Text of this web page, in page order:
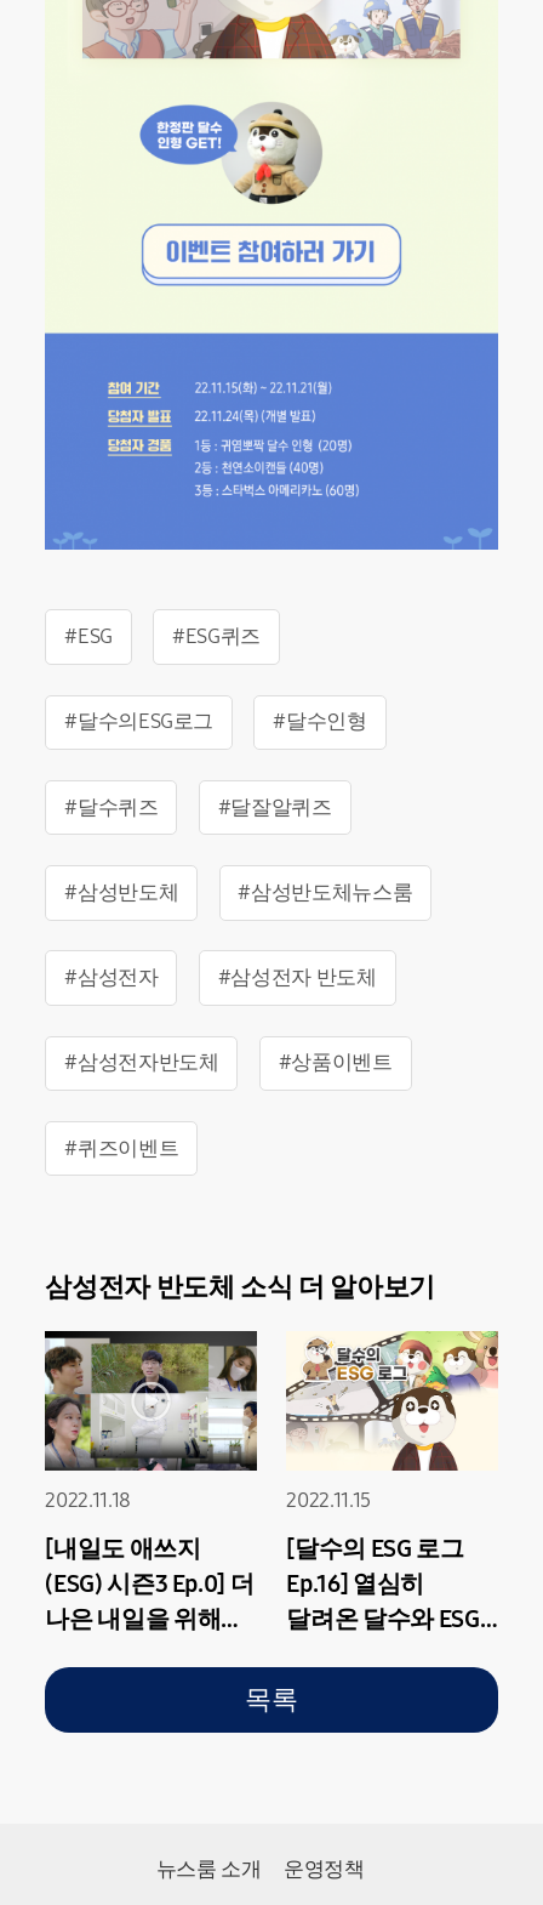
#ESG #ESG퀴즈
#달수의ESG로그 #달수인형
#달수퀴즈 #달잘알퀴즈
#삼성반도체 #삼성반도체뉴스룸
#삼성전자 #삼성전자 반도체
#삼성전자반도체 #상품이벤트
#퀴즈이벤트
삼성전자 반도체 소식 더 알아보기
2022.11.18
[내일도 애쓰지
(ESG) 시즌3 Ep.0] 더
나은 내일을 위해
돌아온다! 내일도
애쓰지 시즌3
2022.11.15
[달수의 ESG 로그
Ep.16] 열심히
달려온 달수와 ESG,
앞으로!
목록
뉴스룸 소개 운영정책